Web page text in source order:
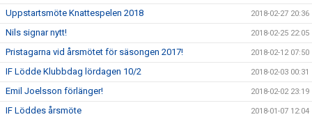
Uppstartsmöte Knattespelen 2018 2018-02-27 20:36
Nils signar nytt! 2018-02-25 22:05
Pristagarna vid årsmötet för säsongen 2017! 2018-02-12 07:50
IF Lödde Klubbdag lördagen 10/2 2018-02-03 00:31
Emil Joelsson förlänger! 2018-02-02 23:19
IF Löddes årsmöte 2018-01-07 12:04